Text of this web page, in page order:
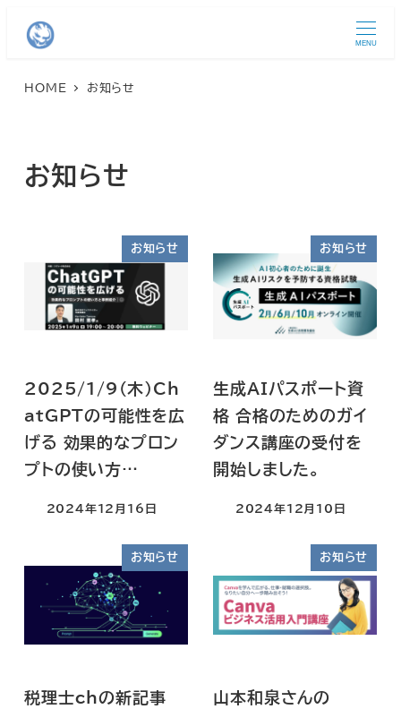
MENU
HOME お知らせ
お知らせ
お知らせ
2025/1/9(木)Ch
atGPTの可能性を広
げる 効果的なプロン
プトの使い方…
2024年12月16日
お知らせ
生成AIパスポート資
格 合格のためのガイ
ダンス講座の受付を
開始しました。
2024年12月10日
お知らせ
税理士chの新記事
お知らせ
山本和泉さんの